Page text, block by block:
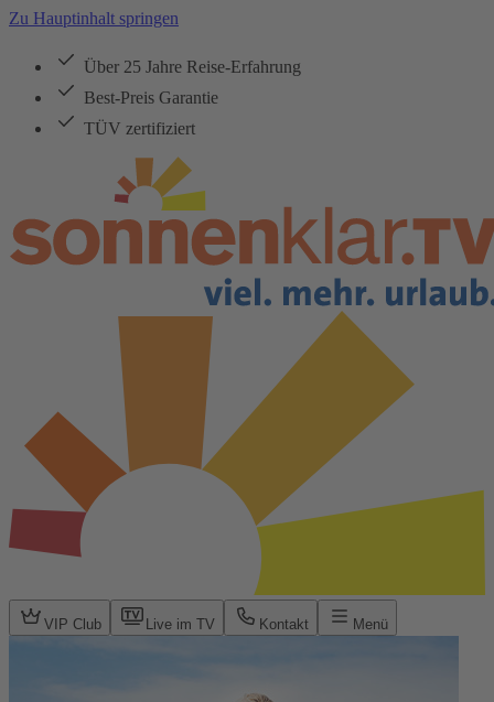
Zu Hauptinhalt springen
Über 25 Jahre Reise-Erfahrung
Best-Preis Garantie
TÜV zertifiziert
VIP Club Live im TV Kontakt Menü